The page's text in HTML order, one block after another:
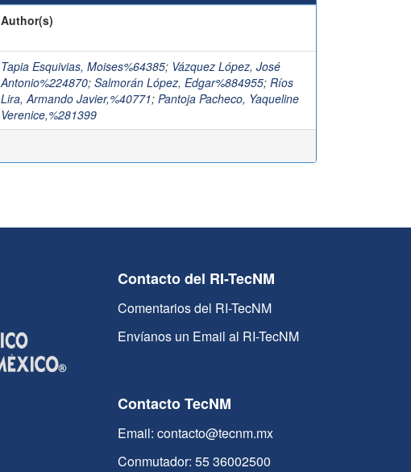
Author(s)
Tapia Esquivias, Moises%64385; Vázquez López, José
Antonio%224870; Salmorán López, Edgar%884955; Ríos
Lira, Armando Javier,%40771; Pantoja Pacheco, Yaqueline
Verenice,%281399
Contacto del RI-TecNM
Comentarios del RI-TecNM
Envíanos un Email al RI-TecNM
Contacto TecNM
Email: contacto@tecnm.mx
Conmutador: 55 36002500